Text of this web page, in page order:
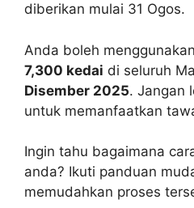
diberikan mulai 31 Ogos.
Anda boleh
7,300 kedai di seluruh
Disember 2025. Jangan
untuk memanfaatkan
Ingin tahu bagaimana
anda? Ikuti panduan
memudahkan proses